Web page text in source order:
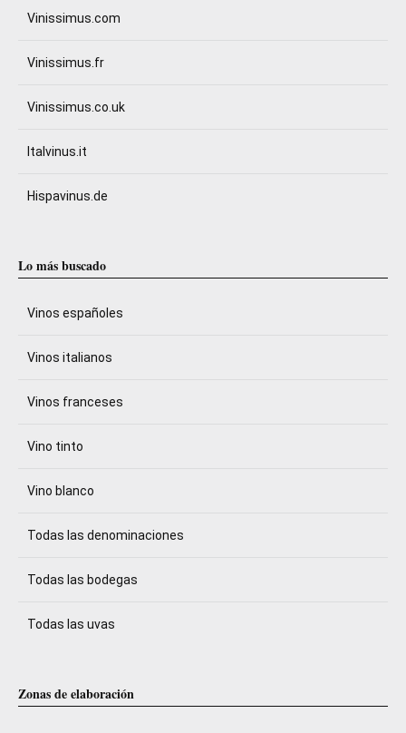
Vinissimus.com
Vinissimus.fr
Vinissimus.co.uk
Italvinus.it
Hispavinus.de
Lo más buscado
Vinos españoles
Vinos italianos
Vinos franceses
Vino tinto
Vino blanco
Todas las denominaciones
Todas las bodegas
Todas las uvas
Zonas de elaboración